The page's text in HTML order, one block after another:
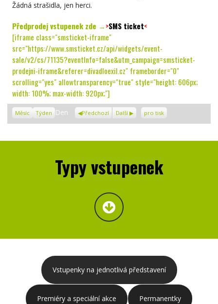
Žádná strašidla, jen herci.
Předprodej vstupenek zde →>SMS ticket<
[iframe class="smsticket-iframe"
src="https://www.smsticket.cz/api/widgets/event-
sale/v2/cs/71135?eventInfo=false&utm_campaign=smsticket-
prodejni-iframe&referer=divadloexil.cz" frameborder="0"
scrolling="yes" allowtransparency="true" style="height: 606px;
width: 100%; max-width: 920px;"]
Měsíc Týden Den Předchozí Další Zobrazení
pro tisk
Typy vstupenek
Vstupenky na jednotlivá představení
Premiéry a speciální akce Permanentky